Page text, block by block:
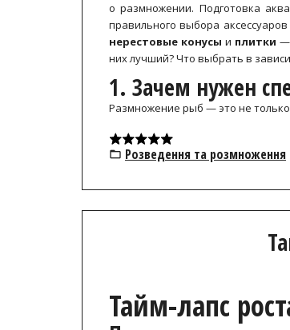
о размножении. Подготовка
правильного выбора
нерестовые конусы и плитки —
них лучший? Что выбрать в
1. Зачем нужен
Размножение рыб — это не
Розведення та розмноження
Тайм-лапс